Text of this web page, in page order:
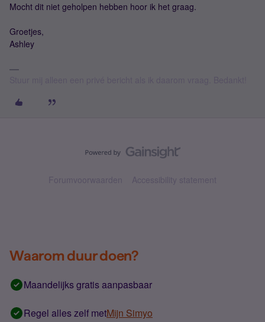
Mocht dit niet geholpen hebben hoor ik het graag.
Groetjes,
Ashley
Forumvoorwaarden Accessibility statement
Waarom duur doen?
Maandelijks gratis aanpasbaar
Regel alles zelf metMijn Simyo